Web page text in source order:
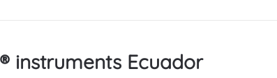
instruments Ecuador